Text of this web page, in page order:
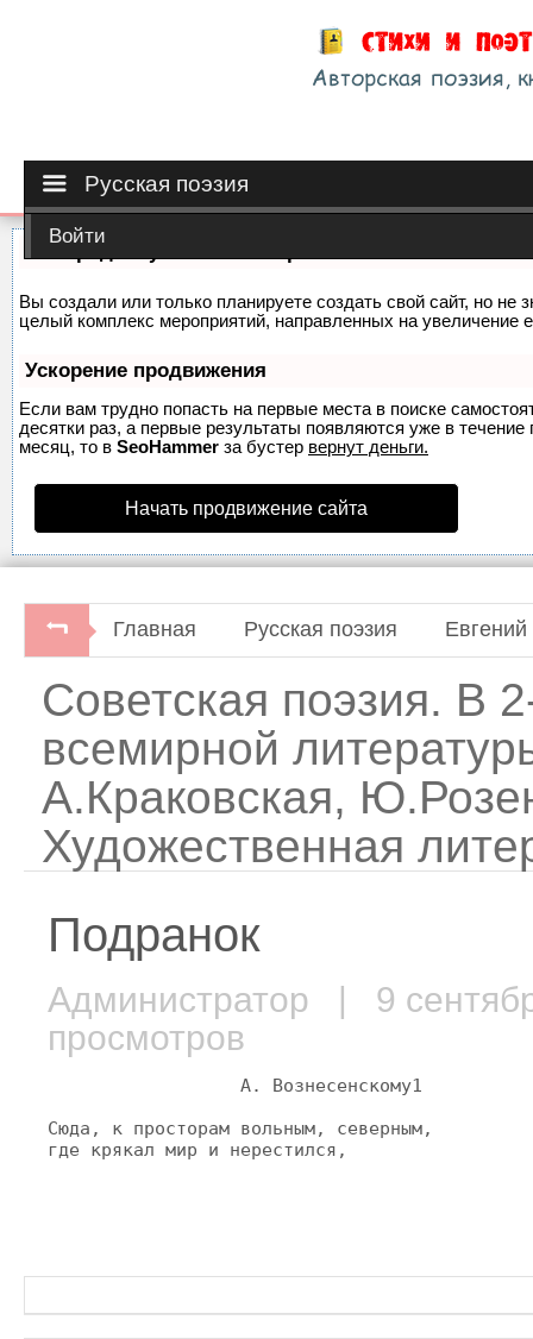
Русская поэзия
Войти
Вы создали или только планируете создать свой сайт, но не
целый комплекс мероприятий, направленных на увеличение
Ускорение продвижения
Если вам трудно попасть на первые места в поиске
десятки раз, а первые результаты появляются уже в
месяц, то в SeoHammer за бустер вернут деньги.
Начать продвижение сайта
Главная Русская поэзия
Советская поэзия. В
всемирной
А.Краковская,
Художественная
Подранок
Администратор | 9
просмотров
                  А. Вознесенскому1
Сюда, к просторам вольным, северным,
где крякал мир и нерестился,